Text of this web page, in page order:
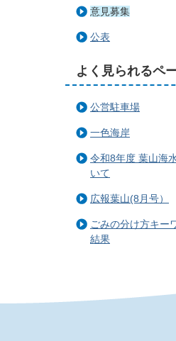
意見募集
公表
よく見られるペ
公営駐車場
一色海岸
令和8年度 葉山海
いて
広報葉山(8月号）
ごみの分け方キー
結果